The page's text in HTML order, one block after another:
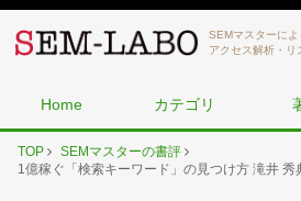
SEMマスターに
アクセス解析・リ
Home カテゴリ
TOP
SEMマスターの書評
1億稼ぐ「検索キーワード」の見つけ方 滝井 秀